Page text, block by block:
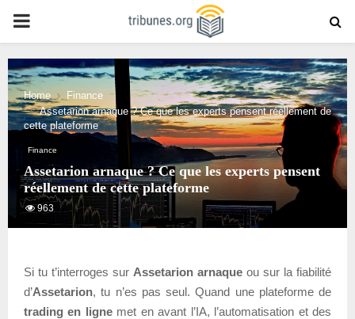
PRIMARY
MENU
Home
Finance
Assetarion arnaque ? Ce que les experts pensent réellement de
cette plateforme
Finance
Assetarion arnaque ? Ce que les experts pensent
réellement de cette plateforme
963
Si tu t’interroges sur Assetarion arnaque ou sur la fiabilité
d’Assetarion, tu n’es pas seul. Quand une plateforme de
trading en lignemet en avant l’IA, l’automatisation et des